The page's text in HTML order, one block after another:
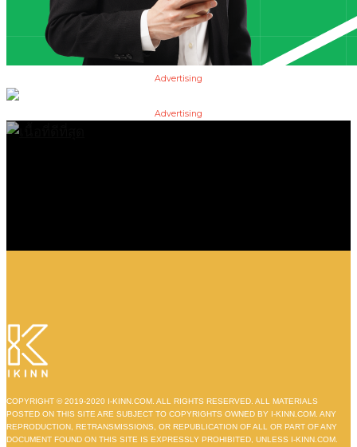
Advertising
Advertising
COPYRIGHT © 2019-2020 I-KINN.COM. ALL RIGHTS RESERVED. ALL MATERIALS
POSTED ON THIS SITE ARE SUBJECT TO COPYRIGHTS OWNED BY I-KINN.COM. ANY
REPRODUCTION, RETRANSMISSIONS, OR REPUBLICATION OF ALL OR PART OF ANY
DOCUMENT FOUND ON THIS SITE IS EXPRESSLY PROHIBITED, UNLESS I-KINN.COM.